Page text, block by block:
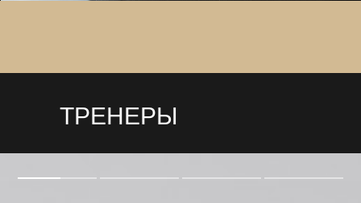
ТРЕНЕРЫ